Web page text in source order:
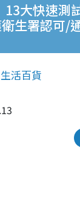
13大快速測
生署認可/
生活百貨